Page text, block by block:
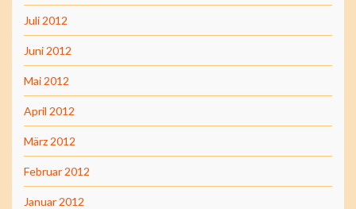
Juli 2012
Juni 2012
Mai 2012
April 2012
März 2012
Februar 2012
Januar 2012